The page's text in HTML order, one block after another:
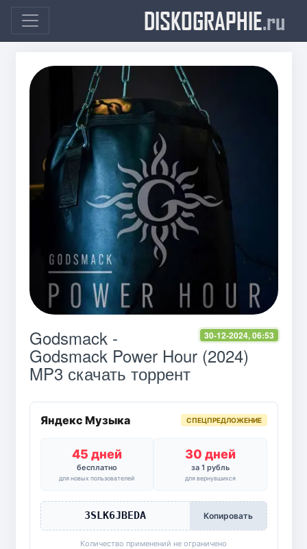
DISKOGRAPHIE.ru
30-12-2024, 06:53
Godsmack -
Godsmack Power Hour (2024)
MP3 скачать торрент
Яндекс Музыка СПЕЦПРЕДЛОЖЕНИЕ
45 дней
бесплатно
для новых пользователей
30 дней
за 1 рубль
для вернувшихся
3SLK6JBEDA Копировать
Количество применений не ограничено